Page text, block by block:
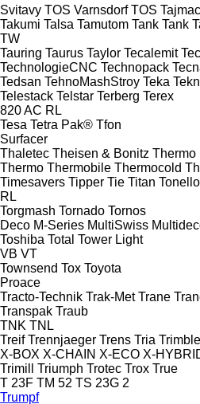
Svitavy TOS Varnsdorf TOS
Takumi Talsa Tamutom Tank Tank
TW
Tauring Taurus Taylor Tecalemit
TechnologieCNC Technopack
Tedsan TehnoMashStroy Teka
Telestack Telstar Terberg Terex
820AC RL
Tesa Tetra Pak® Tfon
Surfacer
Thaletec Theisen & Bonitz Thermo
Thermo Thermobile Thermocold
Timesavers Tipper Tie Titan Tonello
RL
Torgmash Tornado Tornos
Deco M-Series MultiSwiss
Toshiba Total Tower Light
VB VT
Townsend Tox Toyota
Proace
Tracto-Technik Trak-Met Trane
Transpak Traub
TNK TNL
Treif Trennjaeger Trens Tria Trimble
X-BOX X-CHAIN X-ECO X-
Trimill
Triumph Trotec Trox True
T 23F TM 52 TS 23G 2
Trumpf